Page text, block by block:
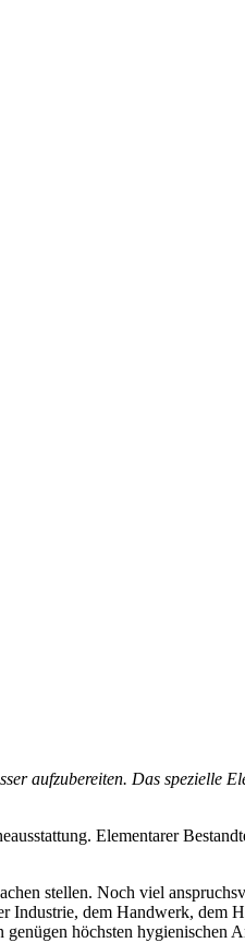
aufzubereiten. Das spezielle
Elementarer
stellen. Noch viel
dem Handwerk, dem
höchsten